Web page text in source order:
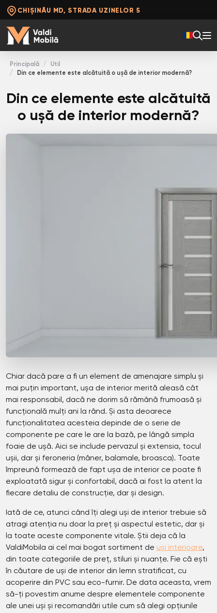
CHIȘINĂU MD, STRADA UZINELOR 5
Principală
Util
Din ce elemente este alcătuită o ușă de interior modernă?
Din ce elemente este alcătuită
o ușă de interior modernă?
Chiar dacă pare a fi un element de amenajare simplu și
mai puțin important, ușa de interior merită aleasă cât
mai responsabil, dacă ne dorim să rămână frumoasă și
funcțională mulți ani la rând. Și asta deoarece
funcționalitatea acesteia depinde de o serie de
componente pe care le are la bază, pe lângă simpla
foaie de ușă. Aici se include pervazul și extensia, tocul
ușii, dar și feroneria (mâner, balamale, broasca). Toate
împreună formează de fapt ușa de interior ce poate fi
exploatată sigur și confortabil, dacă ai fost la atent la
fiecare detaliu de construcție, dar și design.
Iată de ce, atunci când îți alegi uși de interior trebuie să
atragi atenția nu doar la preț și aspectul estetic, dar și
la toate aceste componente vitale. Știi deja că la
ValdiMobila ai cel mai bogat sortiment de uși interioare,
din toate categoriile de preț, stiluri și nuanțe. Fie că ești
în căutare de uși de interior din lemn stratificat, cu
acoperire din PVC sau eco-furnir. De data aceasta, vrem
să-ți povestim anume despre elementele componente
ale unei uși și recomandări utile cum să alegi opțiunile